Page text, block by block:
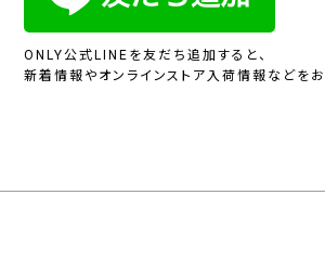
ONLY公式LINEを友だち追加すると、
新着情報やオンラインストア入荷情報などをお